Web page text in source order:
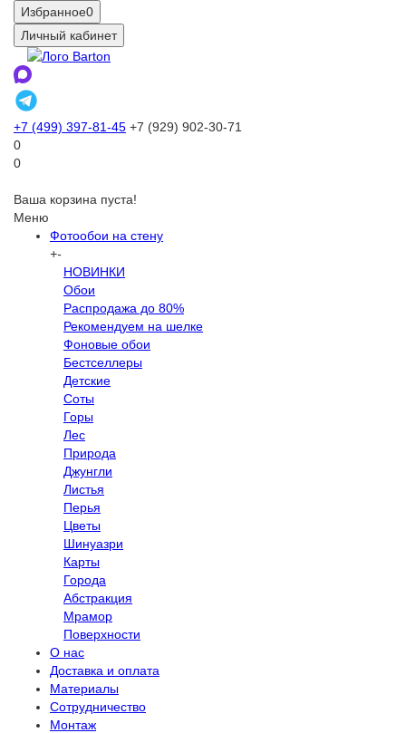
Избранное0
Личный кабинет
+7 (499) 397-81-45 +7 (929) 902-30-71
0
0
Ваша корзина пуста!
Меню
Фотообои на стену
+-
НОВИНКИ
Обои
Распродажа до 80%
Рекомендуем на шелке
Фоновые обои
Бестселлеры
Детские
Соты
Горы
Лес
Природа
Джунгли
Листья
Перья
Цветы
Шинуазри
Карты
Города
Абстракция
Мрамор
Поверхности
О нас
Доставка и оплата
Материалы
Сотрудничество
Монтаж